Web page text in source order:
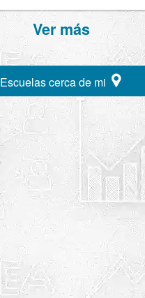
Ver más
Escuelas cerca de mi